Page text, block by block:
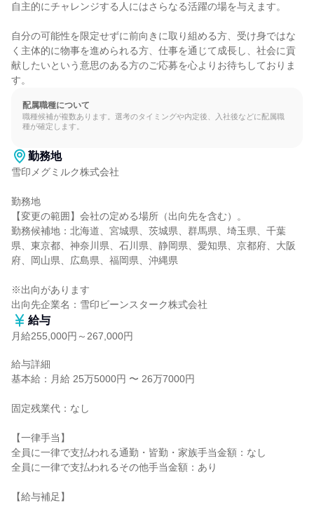
自主的にチャレンジする人にはさらなる活躍の場を与えます。
自分の可能性を限定せずに前向きに取り組める方、受け身ではな
く主体的に物事を進められる方、仕事を通じて成長し、社会に貢
献したいという意思のある方のご応募を心よりお待ちしておりま
す。
配属職種について
職種候補が複数あります。選考のタイミングや内定後、入社後などに配属職
種が確定します。
勤務地
雪印メグミルク株式会社
勤務地
【変更の範囲】会社の定める場所（出向先を含む）。
勤務候補地：北海道、宮城県、茨城県、群馬県、埼玉県、千葉
県、東京都、神奈川県、石川県、静岡県、愛知県、京都府、大阪
府、岡山県、広島県、福岡県、沖縄県
※出向があります
出向先企業名：雪印ビーンスターク株式会社
給与
月給255,000円～267,000円
給与詳細
基本給：月給 25万5000円 〜 26万7000円
固定残業代：なし
【一律手当】
全員に一律で支払われる通勤・皆勤・家族手当金額：なし
全員に一律で支払われるその他手当金額：あり
【給与補足】